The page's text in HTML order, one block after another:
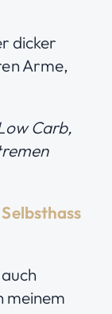
dicker
Arme,
Carb,
Selbsthass
meinem